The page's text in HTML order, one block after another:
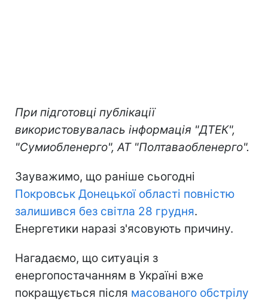
При підготовці публікації
використовувалась інформація "ДТЕК",
"Сумиобленерго", АТ "Полтаваобленерго".
Зауважимо, що раніше сьогодні
Покровськ Донецької області повністю
залишився без світла 28 грудня.
Енергетики наразі з'ясовують причину.
Нагадаємо, що ситуація з
енергопостачанням в Україні вже
покращується після масованого обстрілу